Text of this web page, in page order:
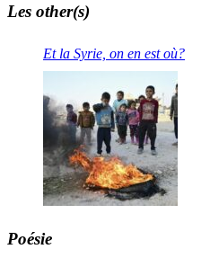
Les other(s)
Et la Syrie, on en est où?
Poésie